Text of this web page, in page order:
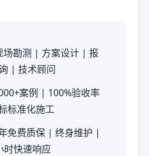
场勘测 | 方案设计 | 报
| 技术顾问
案例 | 100%验收率
标准化施工
免费质保 | 终身维护 |
时快速响应